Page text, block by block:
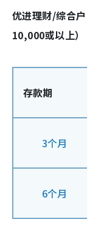
优进理财/综合
10,000或以上）
存款期
3个月
6个月